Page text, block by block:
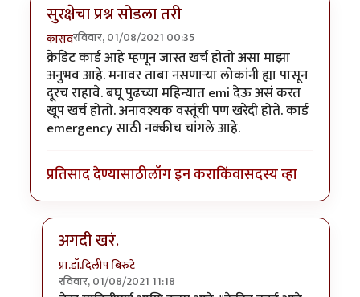
सुरक्षेचा प्रश्न सोडला तरी
कासवरविवार, 01/08/2021 00:35
क्रेडिट कार्ड आहे म्हणून जास्त खर्च होतो असा माझा
अनुभव आहे. मनावर ताबा नसणाऱ्या लोकांनी ह्या पासून
दूरच राहावे. बघू पुढच्या महिन्यात emi देऊ असं करत
खूप खर्च होतो. अनावश्यक वस्तूंची पण खरेदी होते. कार्ड
emergency साठी नक्कीच चांगले आहे.
प्रतिसाद देण्यासाठीलॉग इन कराकिंवासदस्य व्हा
अगदी खरं.
प्रा.डॉ.दिलीप बिरुटे
रविवार, 01/08/2021 11:18